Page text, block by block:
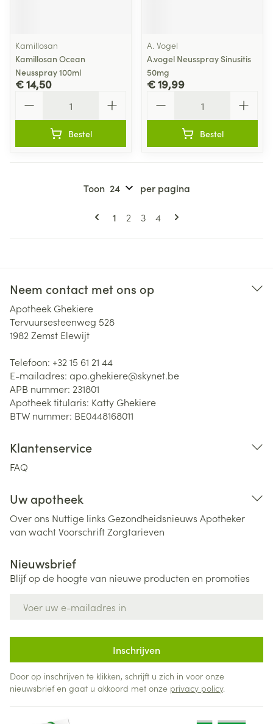
Kamillosan
Kamillosan Ocean
Neusspray 100ml
€ 14,50
Bestel
A. Vogel
A.vogel Neusspray Sinusitis
50mg
€ 19,99
Bestel
Pagina's
U lees momenteel pagina
1 Pagina
2 Pagina
3 Pagina
4
Toon per pagina
Neem contact met ons op
Apotheek Ghekiere
Tervuursesteenweg 528
1982 Zemst Elewijt
Telefoon: +32 15 61 21 44
E-mailadres: apo.ghekiere@skynet.be
APB nummer: 231801
Apotheek titularis: Katty Ghekiere
BTW nummer: BE0448168011
Klantenservice
FAQ
Uw apotheek
Over ons Nuttige links Gezondheidsnieuws Apotheker
van wachtVoorschriftZorgtarieven
Nieuwsbrief
Blijf op de hoogte van nieuwe producten en promoties
Inschrijven
Door op inschrijven te klikken, schrijft u zich in voor onze
nieuwsbrief en gaat u akkoord met onze privacy policy.